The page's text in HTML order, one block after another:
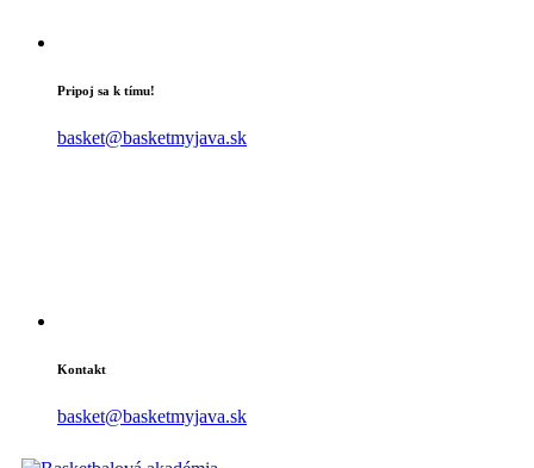
Pripoj sa k tímu!
basket@basketmyjava.sk
Kontakt
basket@basketmyjava.sk